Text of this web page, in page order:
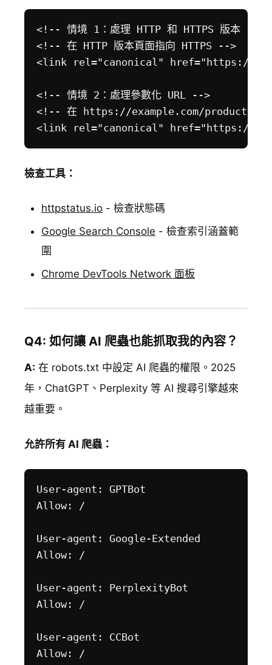
<!-- 情境 1：處理 HTTP 和 HTTPS 版本 -->
<!-- 在 HTTP 版本頁面指向 HTTPS -->
<link rel="canonical" href="https://
<!-- 情境 2：處理參數化 URL -->
<!-- 在 https://example.com/
檢查工具：
httpstatus.io - 檢查狀態碼
Google Search Console - 檢查索引涵蓋範
圍
Chrome DevTools Network 面板
Q4: 如何讓 AI 爬蟲也能抓取我的內容？
A: 在 robots.txt 中設定 AI 爬蟲的權限。2025
年，ChatGPT、Perplexity 等 AI 搜尋引擎越來
越重要。
允許所有 AI 爬蟲：
User-agent: GPTBot
Allow: /
User-agent: Google-Extended
Allow: /
User-agent: PerplexityBot
Allow: /
User-agent: CCBot